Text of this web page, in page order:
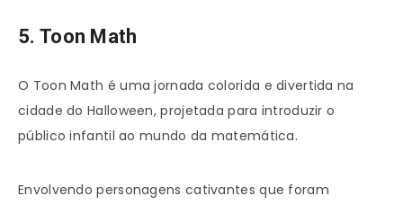
5. Toon Math
O Toon Math é uma jornada colorida e divertida na
cidade do Halloween, projetada para introduzir o
público infantil ao mundo da matemática.
Envolvendo personagens cativantes que foram